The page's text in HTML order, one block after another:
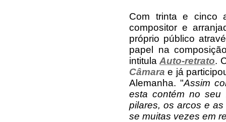
Com trinta e cinco
compositor e
próprio público
papel na
intitulaAuto-retrato.
Câmara e já
Alemanha. "Assim
esta contém no seu
pilares, os arcos e
se muitas vezes em